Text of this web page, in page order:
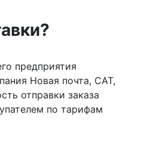
предприятия
Новая почта, САТ,
отправки заказа
по тарифам